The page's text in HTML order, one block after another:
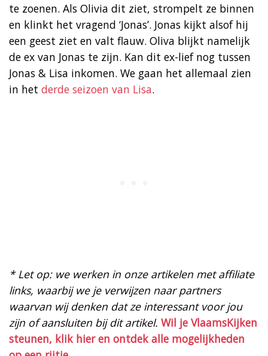
te zoenen. Als Olivia dit ziet, strompelt ze binnen
en klinkt het vragend ‘Jonas’. Jonas kijkt alsof hij
een geest ziet en valt flauw. Oliva blijkt namelijk
de ex van Jonas te zijn. Kan dit ex-lief nog tussen
Jonas & Lisa inkomen. We gaan het allemaal zien
in het derde seizoen van Lisa.
* Let op: we werken in onze artikelen met affiliate
links, waarbij we je verwijzen naar partners
waarvan wij denken dat ze interessant voor jou
zijn of aansluiten bij dit artikel. Wil je VlaamsKijken
steunen, klik hier en ontdek alle mogelijkheden